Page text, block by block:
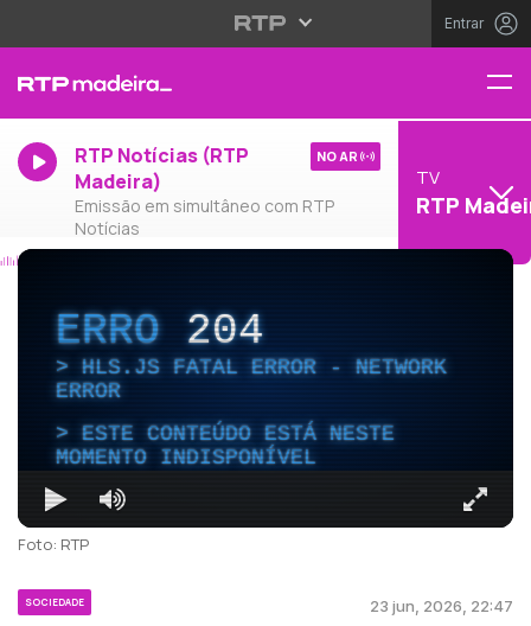
Entrar
RTP Notícias (RTP
Madeira)
Emissão em simultâneo com RTP
Notícias
NO AR
TV
RTP
ERRO204
HLS.JS FATAL ERROR - NETWORK
ERROR
ESTE CONTEÚDO ESTÁ NESTE
MOMENTO INDISPONÍVEL
Foto: RTP
SOCIEDADE 23 jun, 2026, 22:47